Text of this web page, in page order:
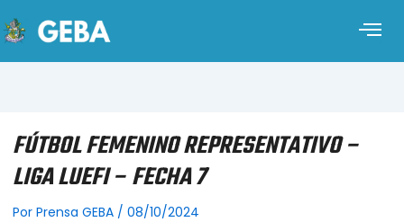
FÚTBOL FEMENINO REPRESENTATIVO –
LIGA LUEFI – FECHA 7
Por Prensa GEBA / 08/10/2024